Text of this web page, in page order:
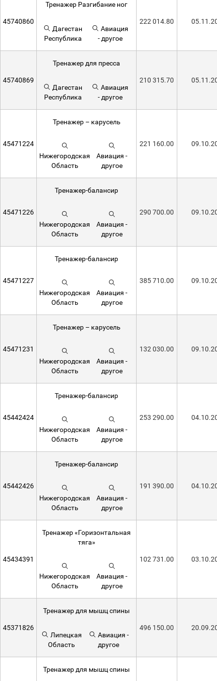
45740860
Тренажер Разгибание ног
Дагестан
Республика
Авиация
- другое
222 014.80
45740869
Тренажер для пресса
Дагестан
Республика
Авиация
- другое
210 315.70
45471224
Тренажер – карусель
Нижегородская
Область
Авиация -
другое
221 160.00
45471226
Тренажер-балансир
Нижегородская
Область
Авиация -
другое
290 700.00
45471227
Тренажер-балансир
Нижегородская
Область
Авиация -
другое
385 710.00
45471231
Тренажер – карусель
Нижегородская
Область
Авиация -
другое
132 030.00
45442424
Тренажер-балансир
Нижегородская
Область
Авиация -
другое
253 290.00
45442426
Тренажер-балансир
Нижегородская
Область
Авиация -
другое
191 390.00
45434391
Тренажер «Горизонтальная
тяга»
Нижегородская
Область
Авиация -
другое
102 731.00
45371826
Тренажер для мышц спины
Липецкая
Область
Авиация -
другое
496 150.00
Тренажер для мышц спины